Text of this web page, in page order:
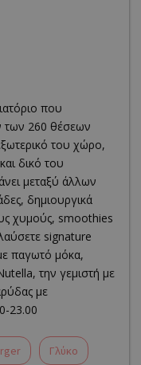
που
των 260 θέσεων
του χώρο,
δικό του
μεταξύ άλλων
δημιουργικά
χυμούς, smoothies
signature
παγωτό μόκα,
την γεμιστή με
με
23.00
Γλύκο